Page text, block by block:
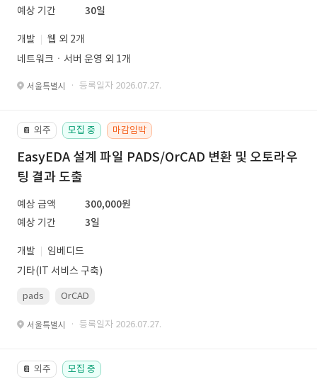
예상 기간
30일
개발
웹 외 2개
네트워크ㆍ서버 운영 외 1개
서울특별시 · 등록일자 2026.07.27.
📔 외주 모집 중 마감임박
EasyEDA 설계 파일 PADS/OrCAD 변환 및 오토라우
팅 결과 도출
예상 금액
300,000원
예상 기간
3일
개발
임베디드
기타(IT 서비스 구축)
pads OrCAD
서울특별시 · 등록일자 2026.07.27.
📔 외주 모집 중